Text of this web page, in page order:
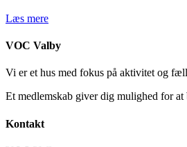
Læs mere
VOC Valby
Vi er et hus med fokus på aktivitet og
Et medlemskab giver dig mulighed for
Kontakt